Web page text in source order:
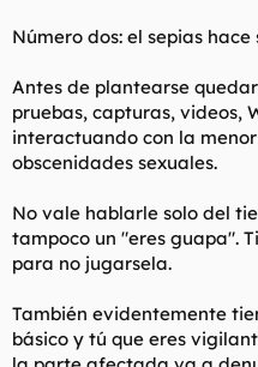
Número dos: el sepias
Antes de plantearse
pruebas, capturas, videos,
interactuando con la
obscenidades sexuales.
No vale hablarle solo del
tampoco un "eres guapa".
para no jugarsela.
También evidentemente
básico y tú que eres